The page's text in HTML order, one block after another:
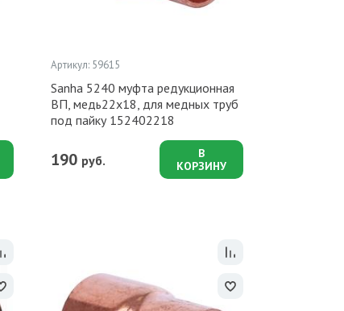
Артикул: 59615
Sanha 5240 муфта редукционная
ВП, медь22x18, для медных труб
под пайку 152402218
190 руб.
В
КОРЗИНУ